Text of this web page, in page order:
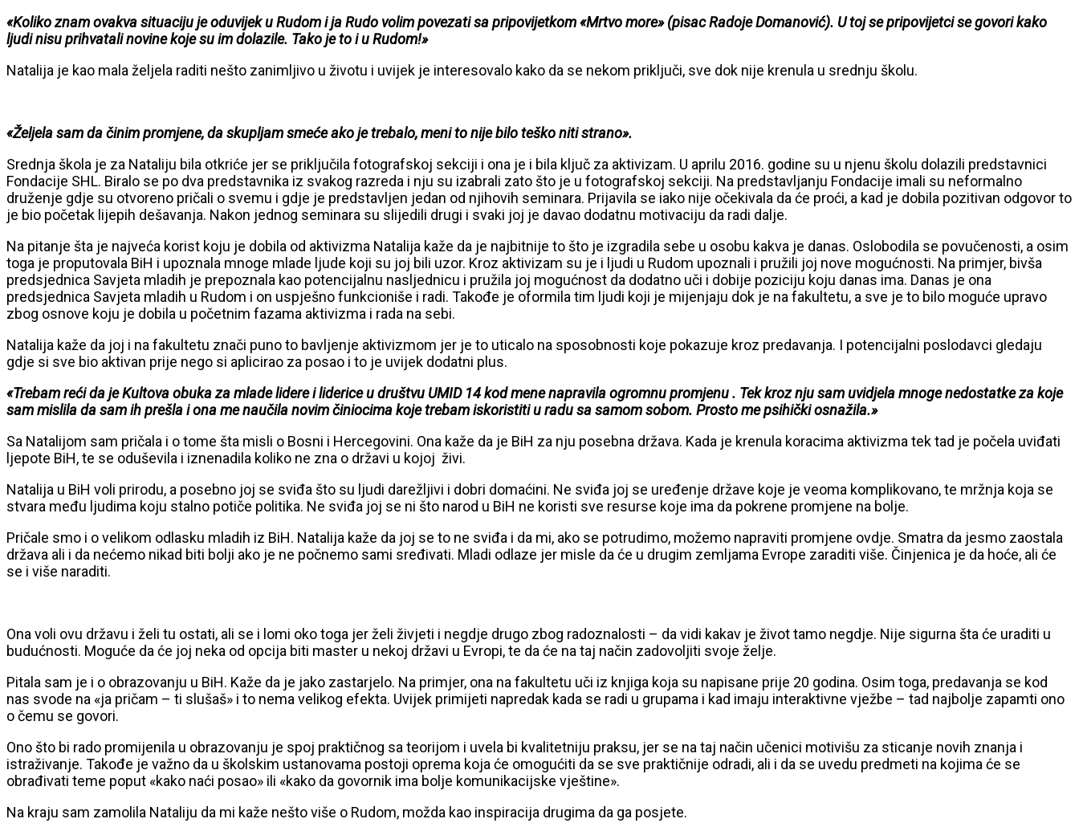
«Koliko znam ovakva situaciju je oduvijek u Rudom i ja Rudo volim povezati sa pripovijetkom «Mrtvo more» (pisac Radoje Domanović). U toj se pripovijetci se govori kako
ljudi nisu prihvatali novine koje su im dolazile. Tako je to i u Rudom!»
Natalija je kao mala željela raditi nešto zanimljivo u životu i uvijek je interesovalo kako da se nekom priključi, sve dok nije krenula u srednju školu.
«Željela sam da činim promjene, da skupljam smeće ako je trebalo, meni to nije bilo teško niti strano».
Srednja škola je za Nataliju bila otkriće jer se priključila fotografskoj sekciji i ona je i bila ključ za aktivizam. U aprilu 2016. godine su u njenu školu dolazili predstavnici
Fondacije SHL. Biralo se po dva predstavnika iz svakog razreda i nju su izabrali zato što je u fotografskoj sekciji. Na predstavljanju Fondacije imali su neformalno
druženje gdje su otvoreno pričali o svemu i gdje je predstavljen jedan od njihovih seminara. Prijavila se iako nije očekivala da će proći, a kad je dobila pozitivan odgovor to
je bio početak lijepih dešavanja. Nakon jednog seminara su slijedili drugi i svaki joj je davao dodatnu motivaciju da radi dalje.
Na pitanje šta je najveća korist koju je dobila od aktivizma Natalija kaže da je najbitnije to što je izgradila sebe u osobu kakva je danas. Oslobodila se povučenosti, a osim
toga je proputovala BiH i upoznala mnoge mlade ljude koji su joj bili uzor. Kroz aktivizam su je i ljudi u Rudom upoznali i pružili joj nove mogućnosti. Na primjer, bivša
predsjednica Savjeta mladih je prepoznala kao potencijalnu nasljednicu i pružila joj mogućnost da dodatno uči i dobije poziciju koju danas ima. Danas je ona
predsjednica Savjeta mladih u Rudom i on uspješno funkcioniše i radi. Takođe je oformila tim ljudi koji je mijenjaju dok je na fakultetu, a sve je to bilo moguće upravo
zbog osnove koju je dobila u početnim fazama aktivizma i rada na sebi.
Natalija kaže da joj i na fakultetu znači puno to bavljenje aktivizmom jer je to uticalo na sposobnosti koje pokazuje kroz predavanja. I potencijalni poslodavci gledaju
gdje si sve bio aktivan prije nego si aplicirao za posao i to je uvijek dodatni plus.
«Trebam reći da je Kultova obuka za mlade lidere i liderice u društvu UMID 14 kod mene napravila ogromnu promjenu . Tek kroz nju sam uvidjela mnoge nedostatke za koje
sam mislila da sam ih prešla i ona me naučila novim činiocima koje trebam iskoristiti u radu sa samom sobom. Prosto me psihički osnažila.»
Sa Natalijom sam pričala i o tome šta misli o Bosni i Hercegovini. Ona kaže da je BiH za nju posebna država. Kada je krenula koracima aktivizma tek tad je počela uviđati
ljepote BiH, te se oduševila i iznenadila koliko ne zna o državi u kojoj živi.
Natalija u BiH voli prirodu, a posebno joj se sviđa što su ljudi darežljivi i dobri domaćini. Ne sviđa joj se uređenje države koje je veoma komplikovano, te mržnja koja se
stvara među ljudima koju stalno potiče politika. Ne sviđa joj se ni što narod u BiH ne koristi sve resurse koje ima da pokrene promjene na bolje.
Pričale smo i o velikom odlasku mladih iz BiH. Natalija kaže da joj se to ne sviđa i da mi, ako se potrudimo, možemo napraviti promjene ovdje. Smatra da jesmo zaostala
država ali i da nećemo nikad biti bolji ako je ne počnemo sami sređivati. Mladi odlaze jer misle da će u drugim zemljama Evrope zaraditi više. Činjenica je da hoće, ali će
se i više naraditi.
Ona voli ovu državu i želi tu ostati, ali se i lomi oko toga jer želi živjeti i negdje drugo zbog radoznalosti – da vidi kakav je život tamo negdje. Nije sigurna šta će uraditi u
budućnosti. Moguće da će joj neka od opcija biti master u nekoj državi u Evropi, te da će na taj način zadovoljiti svoje želje.
Pitala sam je i o obrazovanju u BiH. Kaže da je jako zastarjelo. Na primjer, ona na fakultetu uči iz knjiga koja su napisane prije 20 godina. Osim toga, predavanja se kod
nas svode na «ja pričam – ti slušaš» i to nema velikog efekta. Uvijek primijeti napredak kada se radi u grupama i kad imaju interaktivne vježbe – tad najbolje zapamti ono
o čemu se govori.
Ono što bi rado promijenila u obrazovanju je spoj praktičnog sa teorijom i uvela bi kvalitetniju praksu, jer se na taj način učenici motivišu za sticanje novih znanja i
istraživanje. Takođe je važno da u školskim ustanovama postoji oprema koja će omogućiti da se sve praktičnije odradi, ali i da se uvedu predmeti na kojima će se
obrađivati teme poput «kako naći posao» ili «kako da govornik ima bolje komunikacijske vještine».
Na kraju sam zamolila Nataliju da mi kaže nešto više o Rudom, možda kao inspiracija drugima da ga posjete.